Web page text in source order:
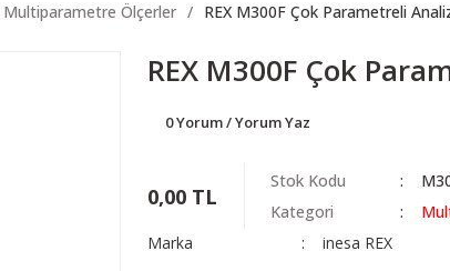
Multiparametre Ölçerler REX M300F Çok Parametreli
REX M300F Çok
0 Yorum / Yorum Yaz
0,00 TL
Stok Kodu
Kategori
Marka
inesa REX